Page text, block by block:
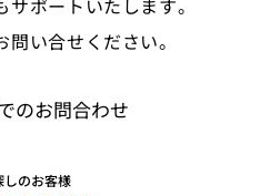
ポートいたします。
い合せください。
のお問合わせ
しのお客様